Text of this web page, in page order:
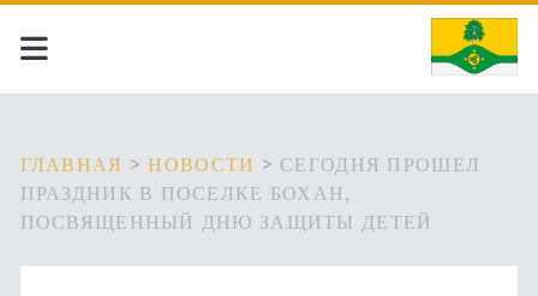
ГЛАВНАЯ >НОВОСТИ > СЕГОДНЯ ПРОШЕЛ
ПРАЗДНИК В ПОСЕЛКЕ БОХАН,
ПОСВЯЩЕННЫЙ ДНЮ ЗАЩИТЫ ДЕТЕЙ